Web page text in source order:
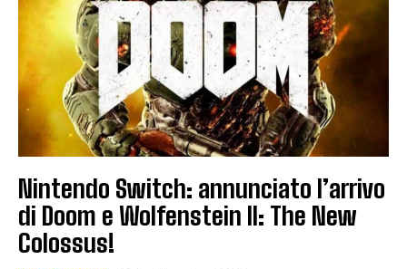
Nintendo Switch: annunciato l’arrivo
di Doom e Wolfenstein II: The New
Colossus!